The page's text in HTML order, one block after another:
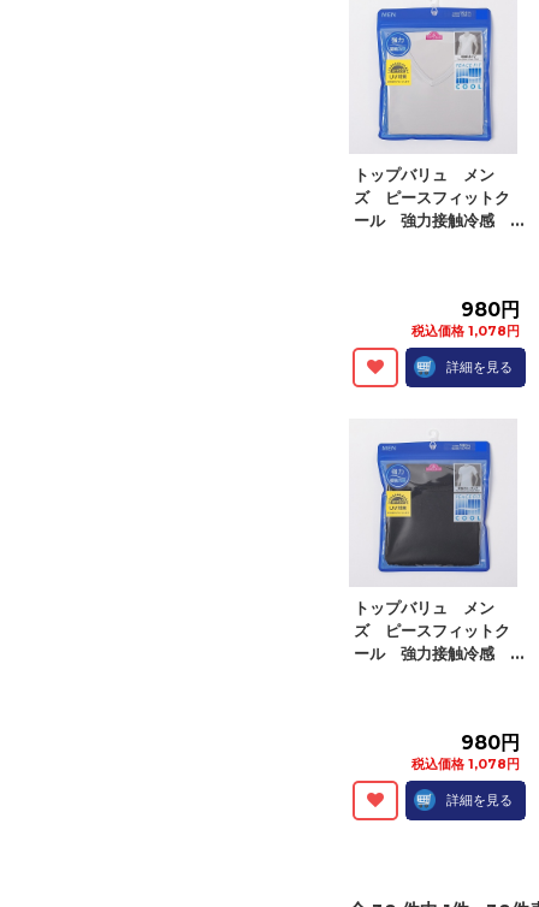
トップバリュ メン
ズ ピースフィットク
ール 強力接触冷感 ...
980円
税込価格 1,078円
詳細を見る
トップバリュ メン
ズ ピースフィットク
ール 強力接触冷感 ...
980円
税込価格 1,078円
詳細を見る